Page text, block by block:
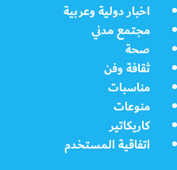
اخبار دولية وعربية
مجتمع مدني
صحة
ثقافة وفن
مناسبات
منوعات
كاريكاتير
اتفاقية المستخدم